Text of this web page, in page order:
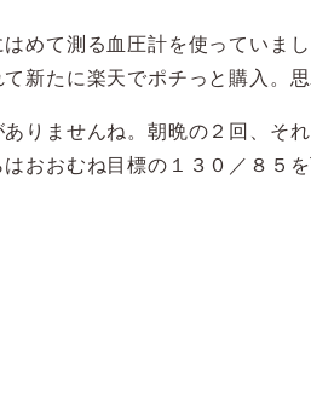
めて測る血圧計を使っていま
新たに楽天でポチっと購入。
りませんね。朝晩の２回、そ
おおむね目標の１３０／８５を